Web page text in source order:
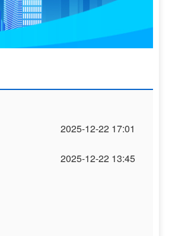
2025-12-22 17:01
2025-12-22 13:45